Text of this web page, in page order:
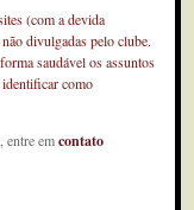
(com a devida
divulgadas pelo clube.
saudável os assuntos
como
entre emcontato